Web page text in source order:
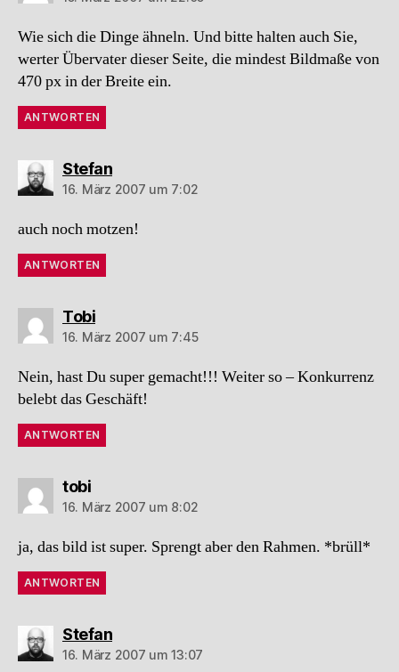
Wie sich die Dinge ähneln. Und bitte halten auch Sie,
werter Übervater dieser Seite, die mindest Bildmaße von
470 px in der Breite ein.
ANTWORTEN
Stefansagt:
16. März 2007 um 7:02
auch noch motzen!
ANTWORTEN
Tobisagt:
16. März 2007 um 7:45
Nein, hast Du super gemacht!!! Weiter so – Konkurrenz
belebt das Geschäft!
ANTWORTEN
tobisagt:
16. März 2007 um 8:02
ja, das bild ist super. Sprengt aber den Rahmen. *brüll*
ANTWORTEN
Stefansagt:
16. März 2007 um 13:07